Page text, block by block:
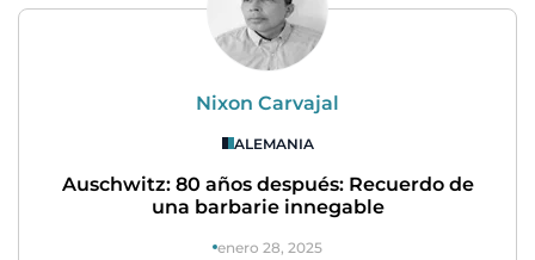
Nixon Carvajal
ALEMANIA
Auschwitz: 80 años después: Recuerdo de
una barbarie innegable
enero 28, 2025